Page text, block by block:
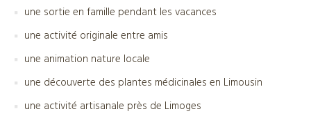
une sortie en famille pendant les vacances
une activité originale entre amis
une animation nature locale
une découverte des plantes médicinales en Limousin
une activité artisanale près de Limoges